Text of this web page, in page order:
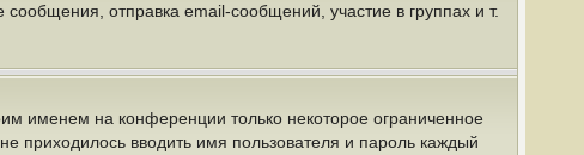
отправка email-сообщений, участие в группах и т.
именем на конференции только некоторое ограниченное
приходилось вводить имя пользователя и пароль каждый